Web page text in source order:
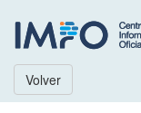
Volver